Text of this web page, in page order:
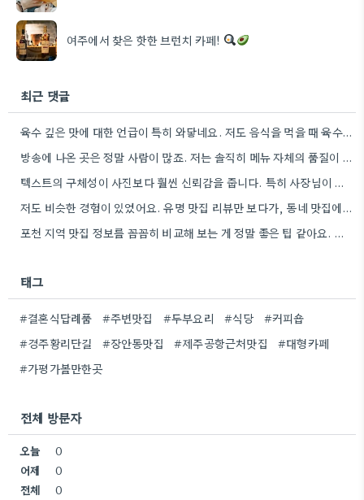
여주에서 찾은 핫한 브런치 카페!
최근 댓글
육수 깊은 맛에 대한 언급이 특히 와닿네요. 저도 음식을 먹을 때 육수의 깊은 맛을 중요하게…
방송에 나온 곳은 정말 사람이 많죠. 저는 솔직히 메뉴 자체의 품질이 더 중요하다고 생각해요.
텍스트의 구체성이 사진보다 훨씬 신뢰감을 줍니다. 특히 사장님이 직접 요리하는 곳을 찾는 게 좋은 전략인…
저도 비슷한 경험이 있었어요. 유명 맛집 리뷰만 보다가, 동네 맛집에서 훨씬 더 맛있는 음식을 먹고…
포천 지역 맛집 정보를 꼼꼼히 비교해 보는 게 정말 좋은 팁 같아요. 특히 커뮤니티 언급…
태그
#결혼식답례품 #주변맛집 #두부요리 #식당
#커피숍
#경주황리단길
#장안동맛집 #제주공항근처맛집
#대형카페
#가평가볼만한곳
전체 방문자
오늘
0
어제
0
전체
0